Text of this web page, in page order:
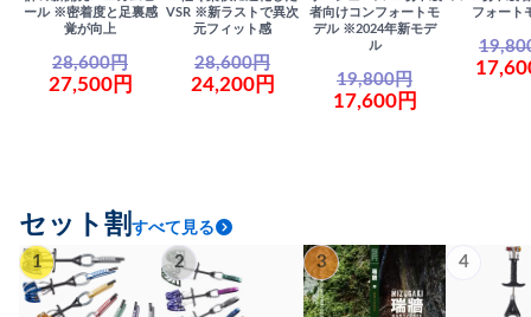
ール ※密着度と足裏感
覚が向上
28,600円
27,500円
VSR ※新ラストで異次
元フィット感
28,600円
24,200円
者向けコンフォートモ
デル ※2024年新モデ
ル
19,800円
17,600円
フォート
セット割 すべて見る
1 2 3 4